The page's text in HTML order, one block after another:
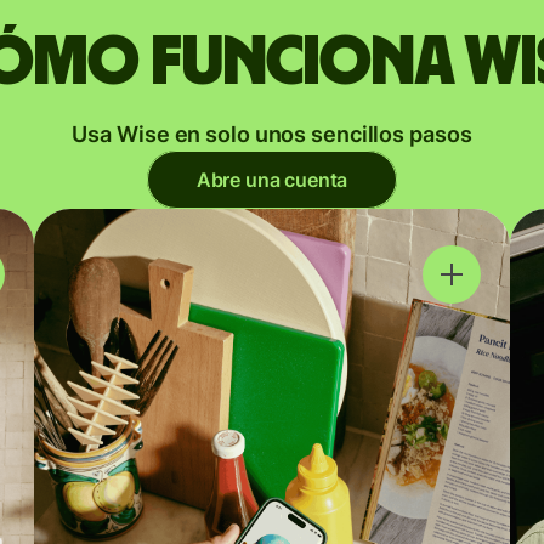
funciona
Usa Wise en solo unos sencillos pasos
Abre una cuenta